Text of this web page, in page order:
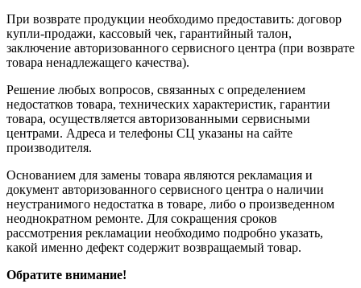
При возврате продукции необходимо предоставить: договор
купли-продажи, кассовый чек, гарантийный талон,
заключение авторизованного сервисного центра (при возврате
товара ненадлежащего качества).
Решение любых вопросов, связанных с определением
недостатков товара, технических характеристик, гарантии
товара, осуществляется авторизованными сервисными
центрами. Адреса и телефоны СЦ указаны на сайте
производителя.
Основанием для замены товара являются рекламация и
документ авторизованного сервисного центра о наличии
неустранимого недостатка в товаре, либо о произведенном
неоднократном ремонте. Для сокращения сроков
рассмотрения рекламации необходимо подробно указать,
какой именно дефект содержит возвращаемый товар.
Обратите внимание!